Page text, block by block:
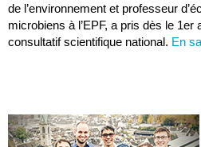
de l’environnement et professeur
microbiens à l’EPF, a pris dès le 1er
consultatif scientifique national. En